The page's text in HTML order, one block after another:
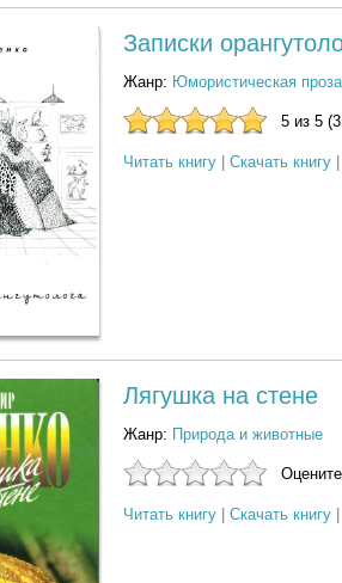
Записки
Жанр: Юмористическая проза
5 из 5
Читать книгу Скачать книгу
Лягушка на стене
Жанр: Природа и животные
Читать книгу Скачать книгу